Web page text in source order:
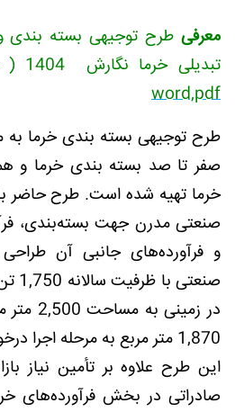
معرفی طرح توجیهی بسته بندی
تبدیلی خرما نگارش 1404 ( جهت مجوز و وام)
word,pdf
طرح توجیهی بسته بندی خرما به
صفر تا صد بسته بندی خرما و
خرما تهیه شده است. طرح حاضر
صنعتی مدرن جهت بسته‌بندی،
و فرآورده‌های جانبی آن
در
1,870 متر مربع به مرحله اجرا درخواهد آمد.
این طرح علاوه بر تأمین نیاز
صادراتی در بخش فرآورده‌های